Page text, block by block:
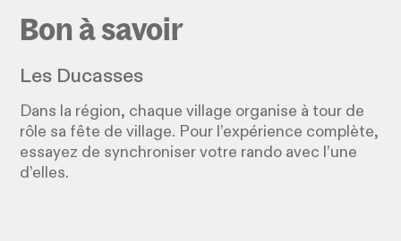
Bon à savoir
Les Ducasses
Dans la région, chaque village organise à tour de
rôle sa fête de village. Pour l’expérience complète,
essayez de synchroniser votre rando avec l’une
d’elles.